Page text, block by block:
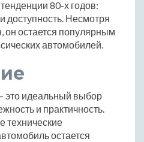
80-х годов:
доступность. Несмотря
он остается популярным
автомобилей.
это идеальный выбор
и практичность.
технические
остается